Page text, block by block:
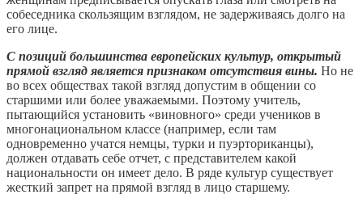
собеседника скользящим взглядом, не задерживаясь долго на
его лице.
С позиций большинства европейских культур, открытый
прямой взгляд является признаком отсутствия вины. Но не
во всех обществах такой взгляд допустим в общении со
старшими или более уважаемыми. Поэтому учитель,
пытающийся установить «виновного» среди учеников в
многонациональном классе (например, если там
одновременно учатся немцы, турки и пуэрториканцы),
должен отдавать себе отчет, с представителем какой
национальности он имеет дело. В ряде культур существует
жесткий запрет на прямой взгляд в лицо старшему.